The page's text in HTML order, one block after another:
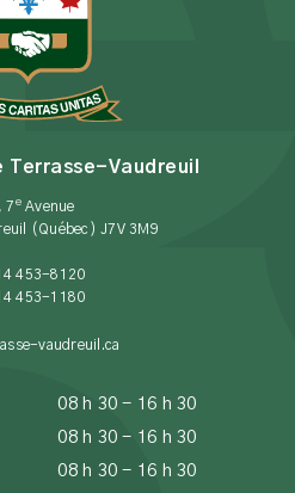
Terrasse-Vaudreuil
7 eAvenue
(Québec) J7V 3M9
453-8120
453-1180
vaudreuil.ca
08 h 30 - 16 h 30
08 h 30 - 16 h 30
08 h 30 - 16 h 30